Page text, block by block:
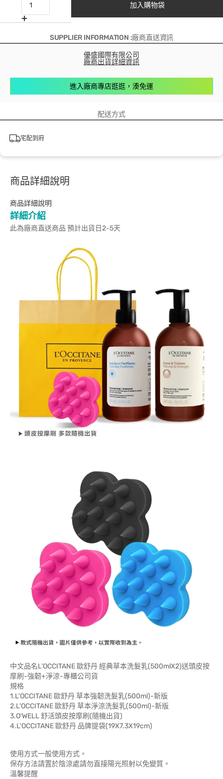
加入購物袋
SUPPLIER INFORMATION :廠商直送資訊
優盛國際有限公司
廠商出貨詳細資訊
進入廠商專店逛逛，湊免運
配送方式
宅配到府
商品詳細說明
商品詳細說明
詳細介紹
此為廠商直送商品 預計出貨日2-5天
中文品名L’OCCITANE 歐舒丹 經典草本洗髮乳(500mlX2)送頭皮按
摩刷-強韌+淨涼-專櫃公司貨
規格
1.L'OCCITANE 歐舒丹 草本強韌洗髮乳(500ml)-新版
2.L'OCCITANE 歐舒丹 草本淨涼洗髮乳(500ml)-新版
3.O'WELL 舒活頭皮按摩刷(隨機出貨)
4.L'OCCITANE 歐舒丹 品牌提袋(19X7.3X19cm)
使用方式一般使用方式。
保存方法請置於陰涼處請勿直接陽光照射以免變質。
溫馨提醒